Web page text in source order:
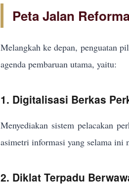
Peta Jalan
Melangkah ke depan, penguatan
agenda pembaruan utama, yaitu:
1. Digitalisasi Berkas
Menyediakan sistem pelacakan
asimetri informasi yang selama
2. Diklat Terpadu